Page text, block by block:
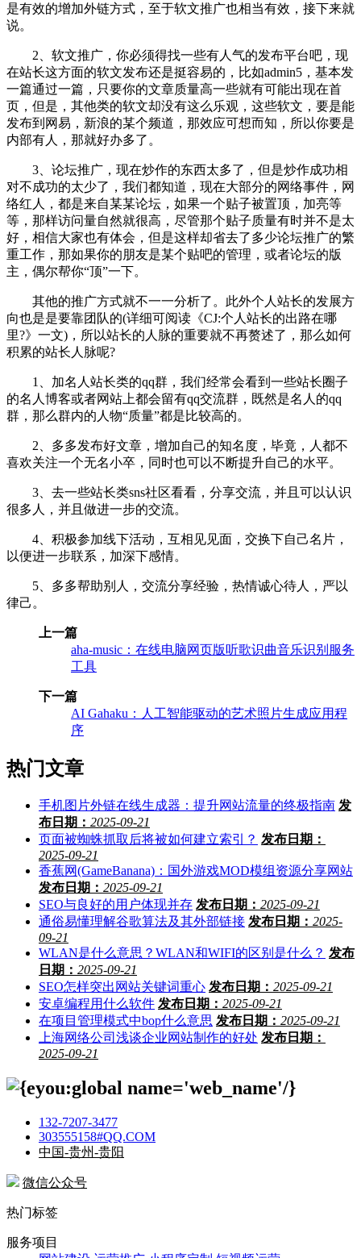
是有效的增加外链方式，至于软文推广也相当有效，接下来就
说。
2、软文推广，你必须得找一些有人气的发布平台吧，现
在站长这方面的软文发布还是挺容易的，比如admin5，基本发
一篇通过一篇，只要你的文章质量高一些就有可能出现在首
页，但是，其他类的软文却没有这么乐观，这些软文，要是能
发布到网易，新浪的某个频道，那效应可想而知，所以你要是
内部有人，那就好办多了。
3、论坛推广，现在炒作的东西太多了，但是炒作成功相
对不成功的太少了，我们都知道，现在大部分的网络事件，网
络红人，都是来自某某论坛，如果一个贴子被置顶，加亮等
等，那样访问量自然就很高，尽管那个贴子质量有时并不是太
好，相信大家也有体会，但是这样却省去了多少论坛推广的繁
重工作，那如果你的朋友是某个贴吧的管理，或者论坛的版
主，偶尔帮你“顶”一下。
其他的推广方式就不一一分析了。此外个人站长的发展方
向也是是要靠团队的(详细可阅读《CJ:个人站长的出路在哪
里?》一文)，所以站长的人脉的重要就不再赘述了，那么如何
积累的站长人脉呢?
1、加名人站长类的qq群，我们经常会看到一些站长圈子
的名人博客或者网站上都会留有qq交流群，既然是名人的qq
群，那么群内的人物“质量”都是比较高的。
2、多多发布好文章，增加自己的知名度，毕竟，人都不
喜欢关注一个无名小卒，同时也可以不断提升自己的水平。
3、去一些站长类sns社区看看，分享交流，并且可以认识
很多人，并且做进一步的交流。
4、积极参加线下活动，互相见见面，交换下自己名片，
以便进一步联系，加深下感情。
5、多多帮助别人，交流分享经验，热情诚心待人，严以
律己。
上一篇
aha-music：在线电脑网页版听歌识曲音乐识别服务
工具
下一篇
AI Gahaku：人工智能驱动的艺术照片生成应用程
序
热门文章
手机图片外链在线生成器：提升网站流量的终极指南 发
布日期： 2025-09-21
页面被蜘蛛抓取后将被如何建立索引？ 发布日期：
2025-09-21
香蕉网(GameBanana)：国外游戏MOD模组资源分享网站
发布日期： 2025-09-21
SEO与良好的用户体现并存 发布日期： 2025-09-21
通俗易懂理解谷歌算法及其外部链接 发布日期： 2025-
09-21
WLAN是什么意思？WLAN和WIFI的区别是什么？ 发布
日期： 2025-09-21
SEO怎样突出网站关键词重心 发布日期： 2025-09-21
安卓编程用什么软件 发布日期： 2025-09-21
在项目管理模式中bop什么意思 发布日期： 2025-09-21
上海网络公司浅谈企业网站制作的好处 发布日期：
2025-09-21
132-7207-3477
303555158#QQ.COM
中国-贵州-贵阳
微信公众号
热门标签
服务项目